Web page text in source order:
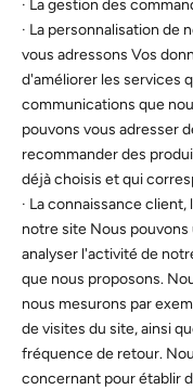
· La gestion des
· La personnalisation de
vous adressons Vos
d'améliorer les services
communications que
pouvons vous adresser
recommander des
déjà choisis et qui
· La connaissance
notre site Nous
analyser l'activité de
que nous proposons.
nous mesurons par
de visites du site, ainsi
fréquence de retour.
concernant pour établir